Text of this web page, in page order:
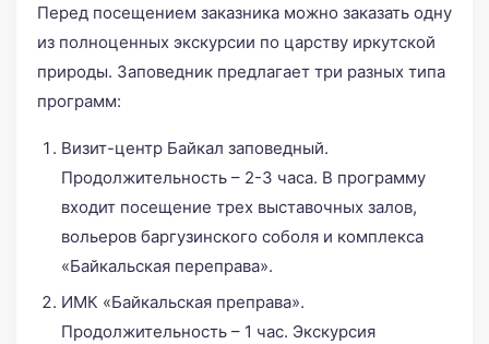
Перед посещением заказника можно заказать одну
из полноценных экскурсии по царству иркутской
природы. Заповедник предлагает три разных типа
программ:
Визит-центр Байкал заповедный.
Продолжительность – 2-3 часа. В программу
входит посещение трех выставочных залов,
вольеров баргузинского соболя и комплекса
«Байкальская переправа».
ИМК «Байкальская преправа».
Продолжительность – 1 час. Экскурсия